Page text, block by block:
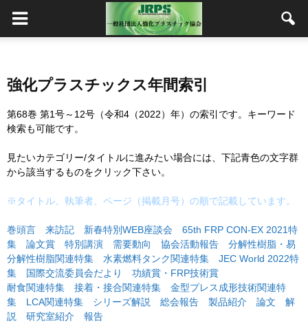
強化プラスチックス年間索引
第68巻 第1号～12号（令和4（2022）年）の索引です。キーワード
検索も可能です。
見たいカテゴリー/タイトルに進みたい場合には、下記青色の文字群
から該当するものをクリック下さい。
※タイトル、執筆者、ページ（掲載月号）の順で記載しています。
巻頭言 来訪記 新春特別WEB座談会
65th FRP CON-EX 2021特
集
論文賞 特別講演 需要動向 協会活動報告
分解性樹脂・易
分解性樹脂関連特集
水素燃料タンク関連特集
JEC World 2022特
集
国際交流委員会だより
功績賞・FRP技術賞
耐食関連特集
接着・接合関連特集
金型プレス成形技術関連特
集
LCA関連特集 シリーズ解説 総会報告 製品紹介 論文
解
説
研究室紹介 報告